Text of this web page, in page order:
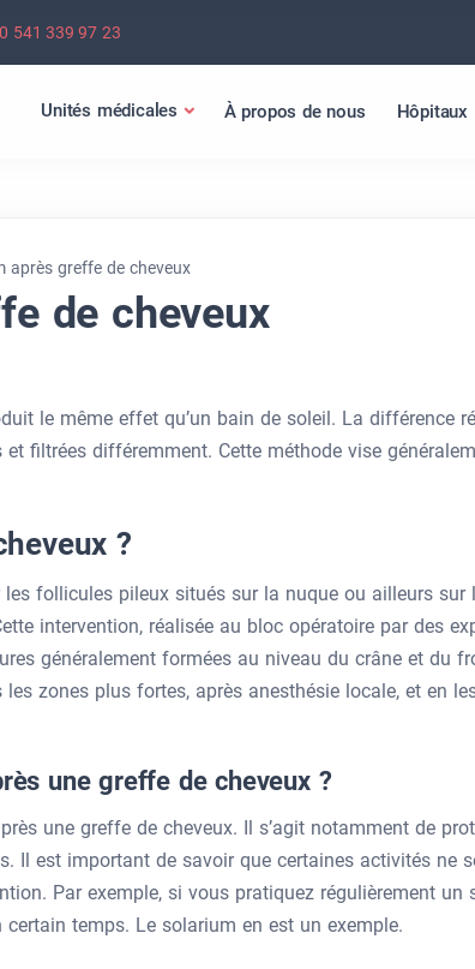
541 339 97 23
Unités médicales À propos de nous Hôpitaux
après greffe de cheveux
de cheveux
le même effet qu’un bain de soleil. La différence
filtrées différemment. Cette méthode vise
?
follicules pileux situés sur la nuque ou ailleurs sur
intervention, réalisée au bloc opératoire par des
généralement formées au niveau du crâne et du
zones plus fortes, après anesthésie locale, et en
une greffe de cheveux ?
une greffe de cheveux. Il s’agit notamment de
Il est important de savoir que certaines activités ne
Par exemple, si vous pratiquez régulièrement un
temps. Le solarium en est un exemple.